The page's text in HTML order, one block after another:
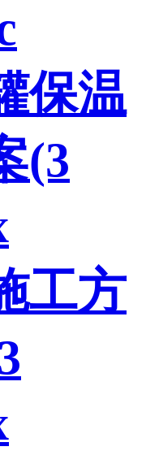
保温
(3
工方